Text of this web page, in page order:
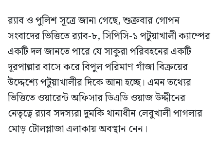
র‍্যাব ও পুলিশ সূত্রে জানা গেছে, শুক্রবার গোপন
সংবাদের ভিত্তিতে র‍্যাব-৮, সিপিসি-১ পটুয়াখালী ক্যাম্পের
একটি দল জানতে পারে যে সাকুরা পরিবহনের একটি
দূরপাল্লার বাসে করে বিপুল পরিমাণ গাঁজা বিক্রয়ের
উদ্দেশ্যে পটুয়াখালীর দিকে আনা হচ্ছে। এমন তথ্যের
ভিত্তিতে ওয়ারেন্ট অফিসার ডিএডি ওয়াজ উদ্দীনের
নেতৃত্বে র‍্যাব সদস্যরা দুমকি থানাধীন লেবুখালী পাগলার
মোড় টোলপ্লাজা এলাকায় অবস্থান নেন।